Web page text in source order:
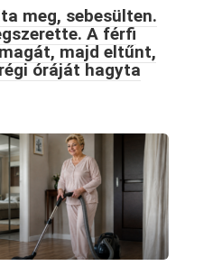
meg, sebesülten.
A férfi
majd eltűnt,
óráját hagyta